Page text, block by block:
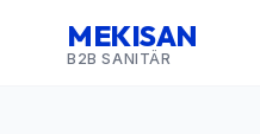
MEKISAN
B2B SANITÄR